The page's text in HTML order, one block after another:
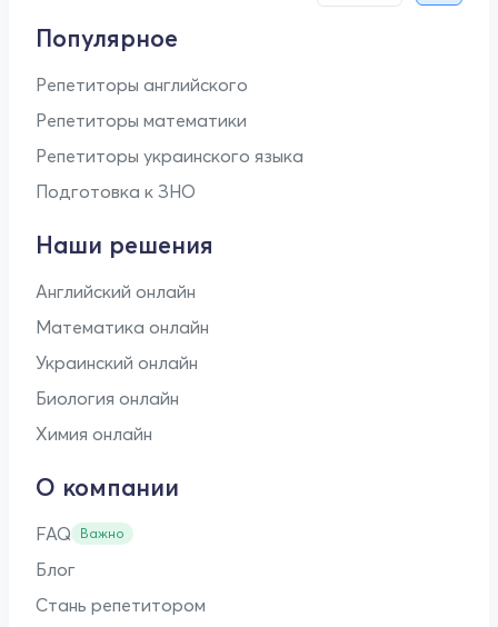
Популярное
Репетиторы английского
Репетиторы математики
Репетиторы украинского языка
Подготовка к ЗНО
Наши решения
Английский онлайн
Математика онлайн
Украинский онлайн
Биология онлайн
Химия онлайн
О компании
FAQ Важно
Блог
Стань репетитором